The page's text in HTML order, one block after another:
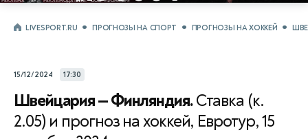
LIVESPORT.RU ПРОГНОЗЫ НА СПОРТ ПРОГНОЗЫ НА ХОККЕЙ
15/12/2024 17:30
Швейцария — Финляндия.Ставка (к.
2.05) и прогноз на хоккей, Евротур, 15